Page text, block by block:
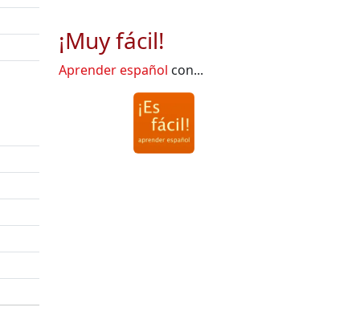
¡Muy fácil!
Aprender español con...